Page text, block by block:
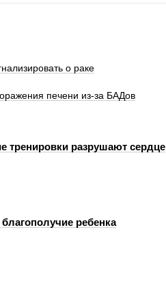
о раке
печени из-за БАДов
тренировки разрушают сердце
ребенка